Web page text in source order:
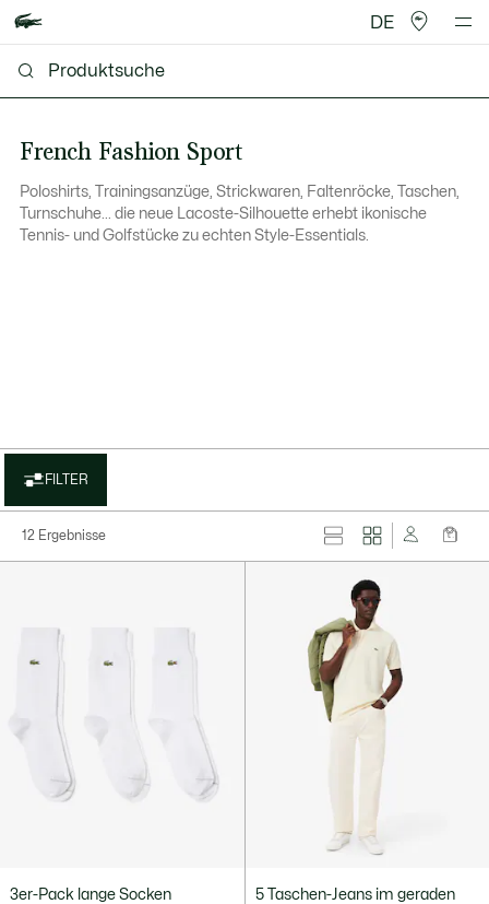
DE
French Fashion Sport
Poloshirts, Trainingsanzüge, Strickwaren, Faltenröcke, Taschen,
Turnschuhe... die neue Lacoste-Silhouette erhebt ikonische
Tennis- und Golfstücke zu echten Style-Essentials.
FILTER
12 Ergebnisse
3er-Pack lange Socken
5 Taschen-Jeans im geraden